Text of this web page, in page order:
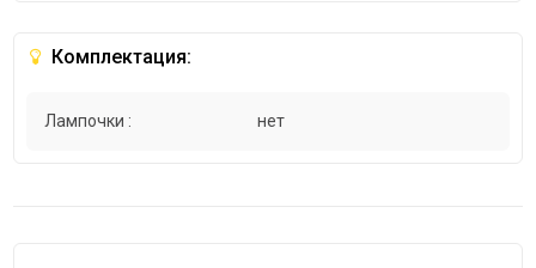
Комплектация:
Лампочки : нет